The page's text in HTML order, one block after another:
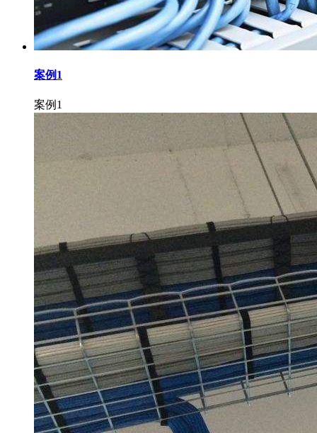
案例1
案例1